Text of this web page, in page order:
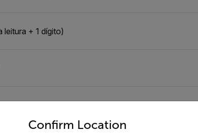
leitura + 1 dígito)
Confirm Location
from the options below to access the